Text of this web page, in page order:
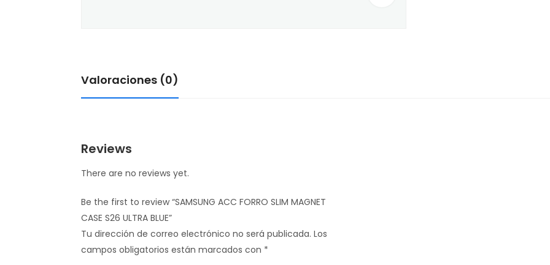
Valoraciones (0)
Reviews
There are no reviews yet.
Be the first to review “SAMSUNG ACC FORRO SLIM MAGNET
CASE S26 ULTRA BLUE”
Tu dirección de correo electrónico no será publicada. Los
campos obligatorios están marcados con *